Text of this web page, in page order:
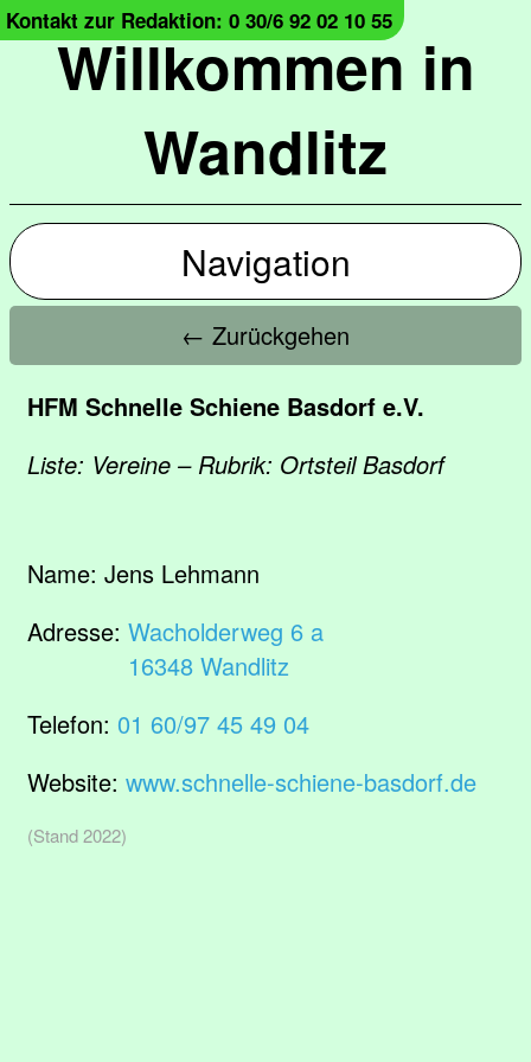
Willkommen in
Wandlitz
Kontakt zur Redaktion: 0 30/6 92 02 10 55
Navigation
← Zurückgehen
HFM Schnelle Schiene Basdorf e.V.
Liste: Vereine – Rubrik: Ortsteil Basdorf
Name: Jens Lehmann
Adresse: Wacholderweg 6 a
16348 Wandlitz
Telefon: 01 60/97 45 49 04
Website: www.schnelle-schiene-basdorf.de
(Stand 2022)